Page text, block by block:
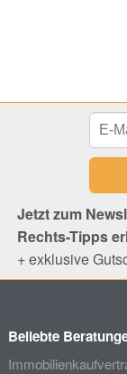
Jetzt zum
Rechts-Tipps
+ exklusive
Beliebte